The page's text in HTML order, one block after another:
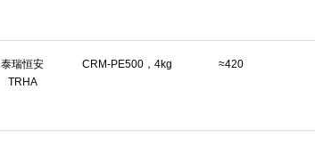
泰瑞恒安
TRHA
CRM-PE500，4kg ≈420